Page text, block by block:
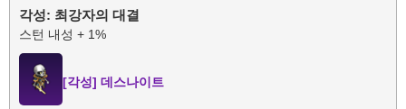
각성: 최강자의 대결
스턴 내성 + 1%
[각성] 데스나이트